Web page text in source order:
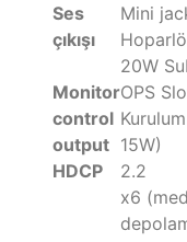
Ses
çıkışı
Mini
20W
Monitor
control
output
OPS
15W)
HDCP
2.2
x6